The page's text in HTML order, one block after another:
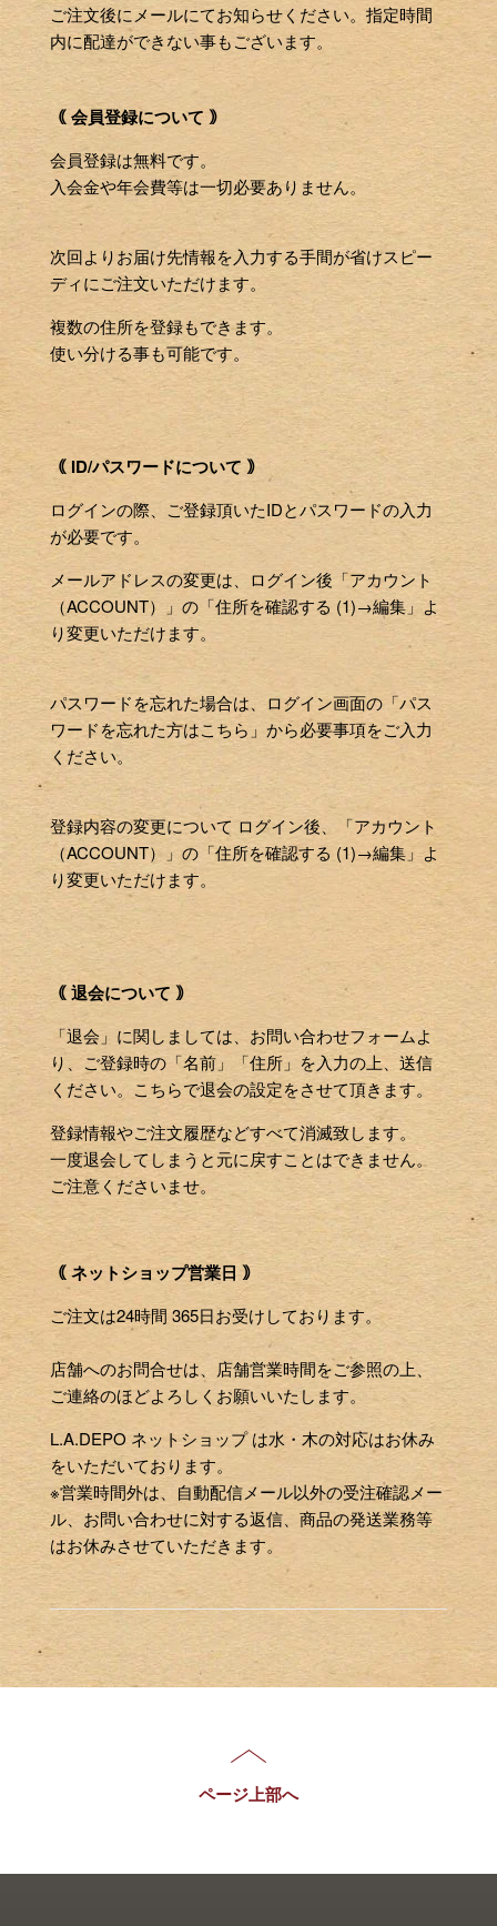
ご注文後にメールにてお知らせください。指定時間
内に配達ができない事もございます。
｟ 会員登録について ｠
会員登録は無料です。
入会金や年会費等は一切必要ありません。
次回よりお届け先情報を入力する手間が省けスピー
ディにご注文いただけます。
複数の住所を登録もできます。
使い分ける事も可能です。
｟ ID/パスワードについて ｠
ログインの際、ご登録頂いたIDとパスワードの入力
が必要です。
メールアドレスの変更は、ログイン後「アカウント
（ACCOUNT）」の「住所を確認する (1)→編集」よ
り変更いただけます。
パスワードを忘れた場合は、ログイン画面の「パス
ワードを忘れた方はこちら」から必要事項をご入力
ください。
登録内容の変更について ログイン後、「アカウント
（ACCOUNT）」の「住所を確認する (1)→編集」よ
り変更いただけます。
｟ 退会について ｠
「退会」に関しましては、お問い合わせフォームよ
り、ご登録時の「名前」「住所」を入力の上、送信
ください。こちらで退会の設定をさせて頂きます。
登録情報やご注文履歴などすべて消滅致します。
一度退会してしまうと元に戻すことはできません。
ご注意くださいませ。
｟ ネットショップ営業日 ｠
ご注文は24時間 365日お受けしております。
店舗へのお問合せは、店舗営業時間をご参照の上、
ご連絡のほどよろしくお願いいたします。
L.A.DEPO ネットショップ は水・木の対応はお休み
をいただいております。
※営業時間外は、自動配信メール以外の受注確認メー
ル、お問い合わせに対する返信、商品の発送業務等
はお休みさせていただきます。
ページ上部へ